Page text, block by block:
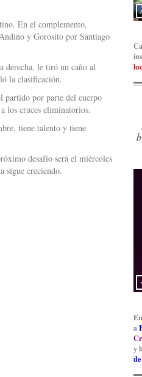
En el complemento,
y Gorosito por Santiago
derecha, le tiró un caño al
la clasificación.
partido por parte del cuerpo
los cruces eliminatorios.
tiene talento y tiene
desafío será el miércoles
sigue creciendo.
a
y